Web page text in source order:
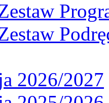
2026/2027